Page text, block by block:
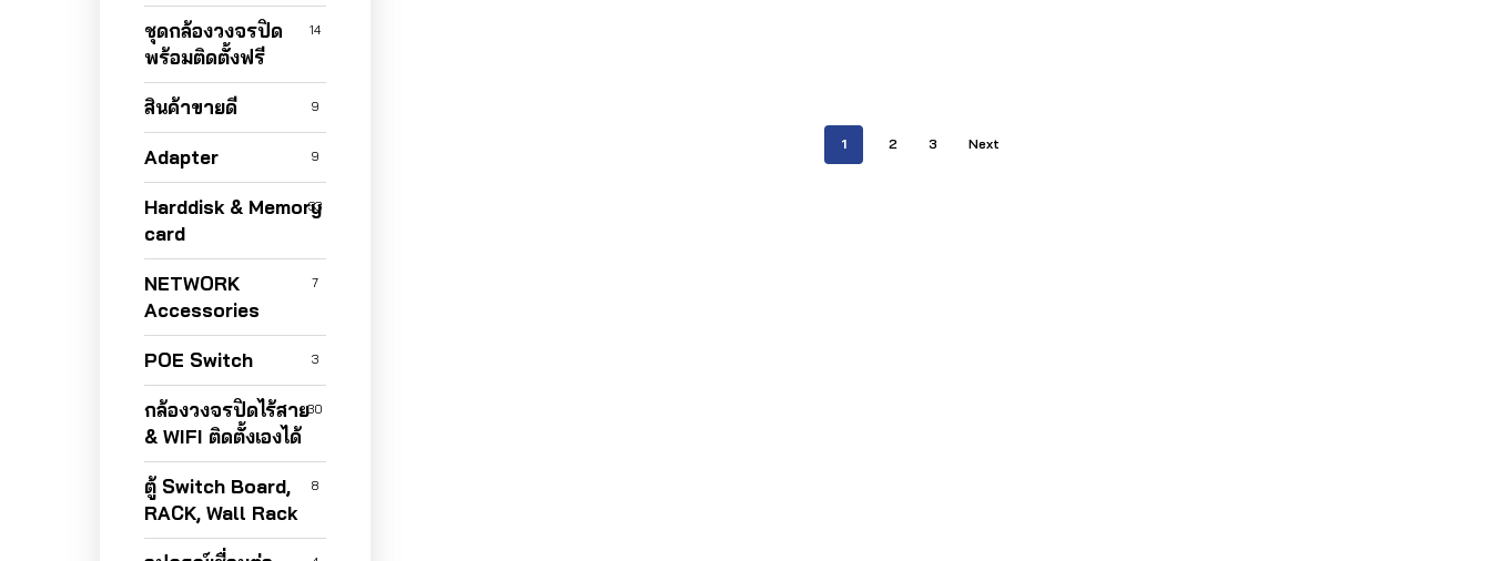
ชุดกล้องวงจรปิด
พร้อมติดตั้งฟรี
14
สินค้าขายดี 9
Adapter 9
Harddisk & Memory
card
33
NETWORK
Accessories
7
POE Switch 3
กล้องวงจรปิดไร้สาย
& WIFI ติดตั้งเองได้
30
ตู้ Switch Board,
RACK, Wall Rack
8
1 2 3 Next